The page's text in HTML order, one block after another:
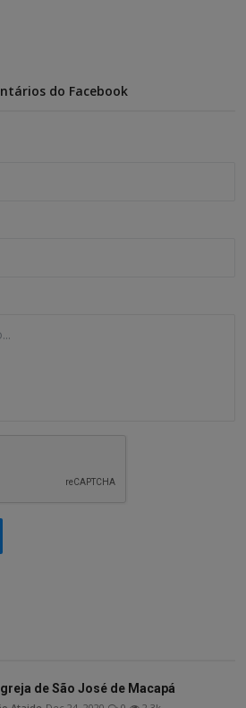
do Facebook
de São José de Macapá